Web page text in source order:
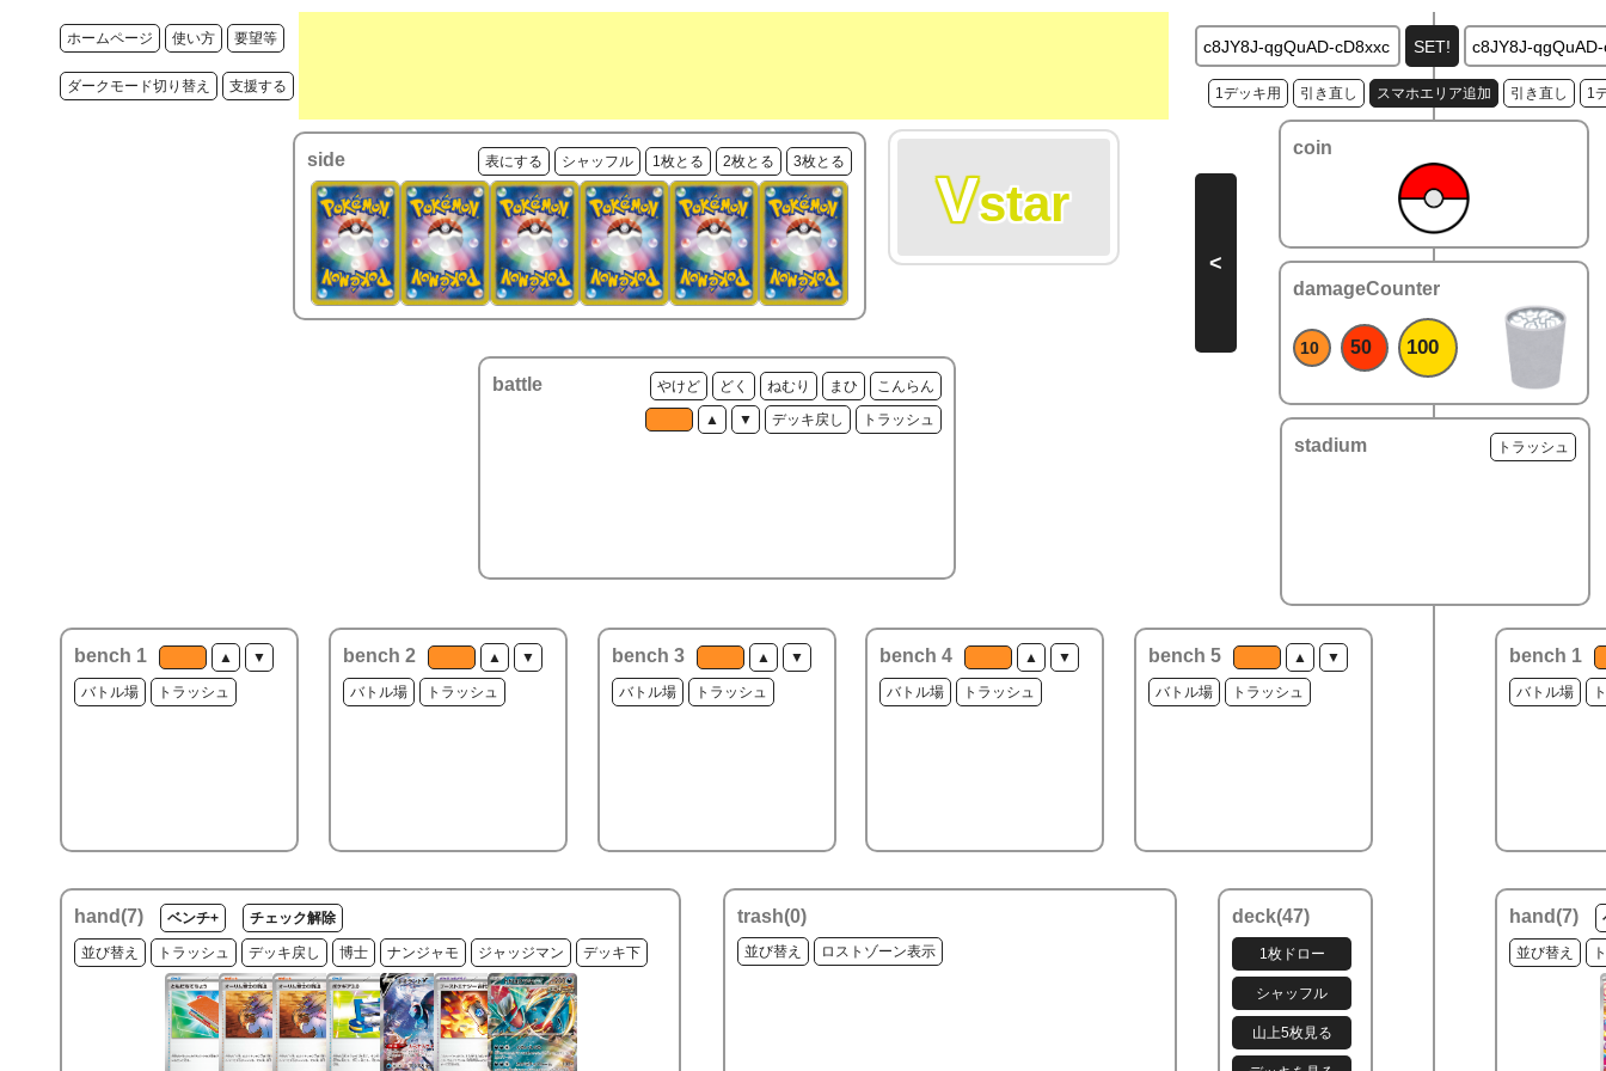
ホームページ 使い方 要望等
ダークモード切り替え 支援する
side 表にする シャッフル 1枚とる 2枚とる 3枚とる
Vstar
battle やけど どく ねむり まひ
こんらん
▲
▼ デッキ戻し トラッシュ
bench 1 ▲ ▼
バトル場 トラッシュ
bench 2 ▲ ▼
バトル場 トラッシュ
bench 3 ▲ ▼
バトル場 トラッシュ
bench 4 ▲ ▼
バトル場 トラッシュ
bench 5 ▲ ▼
バトル場 トラッシュ
hand(7) ベンチ+ チェック解除
並び替え トラッシュ デッキ戻し 博士 ナンジャモ ジャッジマン デッキ下
trash(0)
並び替え ロストゾーン表示
deck(47)
stadium トラッシュ
bench 1
バトル場
hand(7)
並び替え
1デッキ用 引き直し スマホエリア追加 引き直し 1
coin
damageCounter
10 50 100
<